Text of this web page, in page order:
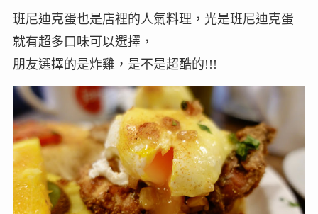
班尼迪克蛋也是店裡的人氣料理，光是班尼迪克蛋
就有超多口味可以選擇，
朋友選擇的是炸雞，是不是超酷的!!!